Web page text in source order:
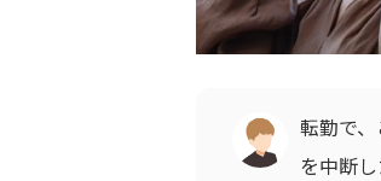
転勤で
を中断